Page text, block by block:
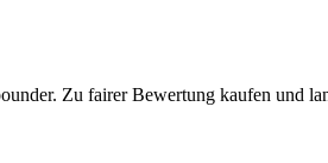
Zu fairer Bewertung kaufen und